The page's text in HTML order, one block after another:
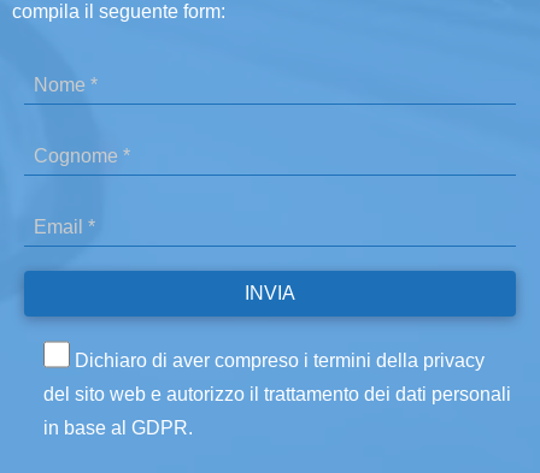
compila il seguente form:
Dichiaro di aver compreso i termini della privacy
del sito web e autorizzo il trattamento dei dati personali
in base al GDPR.